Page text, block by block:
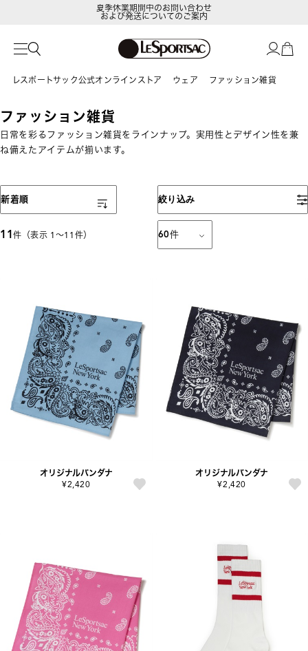
夏季休業期間中のお問い合わせ
および発送についてのご案内
レスポートサック公式オンラインストア ウェア ファッション雑貨
ファッション雑貨
日常を彩るファッション雑貨をラインナップ。実用性とデザイン性を兼
ね備えたアイテムが揃います。
絞り込み
11件（表示 1〜11件） 60件
表示順
新着順
オリジナルバンダナ
¥2,420
オリジナルバンダナ
¥2,420